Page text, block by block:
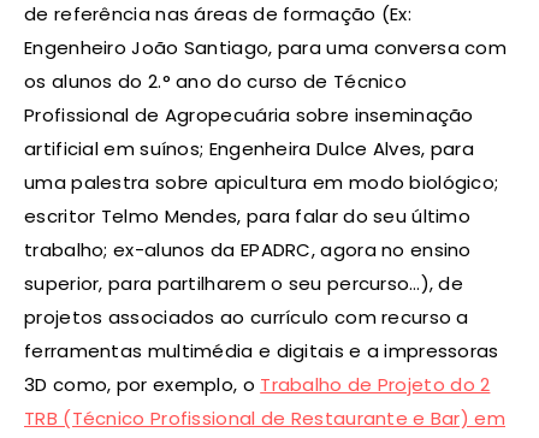
de referência nas áreas de formação (Ex:
Engenheiro João Santiago, para uma conversa com
os alunos do 2.° ano do curso de Técnico
Profissional de Agropecuária sobre inseminação
artificial em suínos; Engenheira Dulce Alves, para
uma palestra sobre apicultura em modo biológico;
escritor Telmo Mendes, para falar do seu último
trabalho; ex-alunos da EPADRC, agora no ensino
superior, para partilharem o seu percurso…), de
projetos associados ao currículo com recurso a
ferramentas multimédia e digitais e a impressoras
3D como, por exemplo, o Trabalho de Projeto do 2
TRB (Técnico Profissional de Restaurante e Bar) em